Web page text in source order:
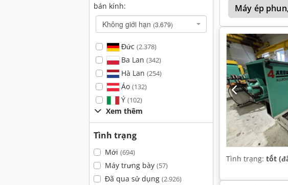
bán kính:
Không giới hạn (3.679)
Đức (2.378)
Ba Lan (342)
Hà Lan (254)
Áo (132)
Ý (102)
Xem thêm
Tình trạng
Mới (694)
Máy trưng bày (57)
Đã qua sử dụng (2.926)
Máy ép
Thùng Xe
Tình trạng: tốt